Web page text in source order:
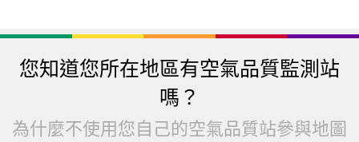
您知道您所在地區有空氣品質監測站
嗎？
為什麼不使用您自己的空氣品質站參與地圖